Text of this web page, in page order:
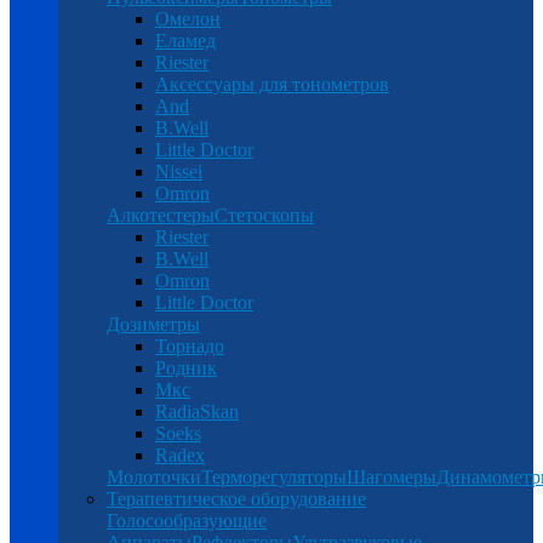
Омелон
Еламед
Riester
Аксессуары для тонометров
And
B.Well
Little Doctor
Nissei
Omron
АлкотестерыСтетоскопы
Riester
B.Well
Omron
Little Doctor
Дозиметры
Торнадо
Родник
Мкс
RadiaSkan
Soeks
Radex
МолоточкиТерморегуляторыШагомеры
Терапевтическое оборудование
Голосообразующие